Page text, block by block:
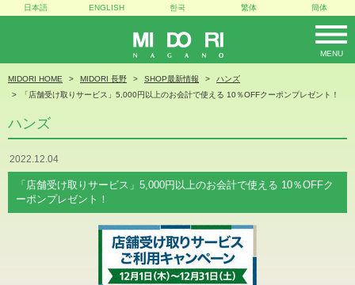
MIDORI
MENU
日本語 ENGLISH 한국 繁体 簡体
MIDORI HOME MIDORI 長野 SHOP最新情報
ハンズ
「店舗受け取りサービス」5,000円以上のお会計で使える 10％OFFクーポンプレゼント！
ハンズ
2022.12.04
「店舗受け取りサービス」5,000円以上のお会計で使える 10％OFFク
ーポンプレゼント！